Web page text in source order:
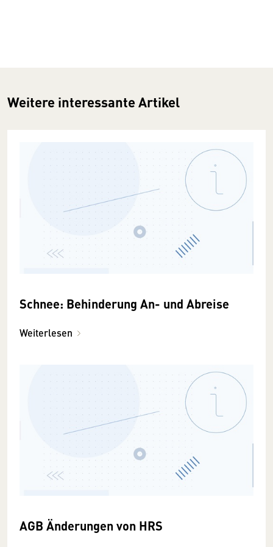
Weitere interessante Artikel
Schnee: Behinderung An- und Abreise
Weiterlesen
AGB Änderungen von HRS